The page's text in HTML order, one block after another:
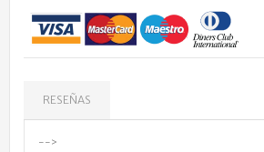
RESEÑAS
-->